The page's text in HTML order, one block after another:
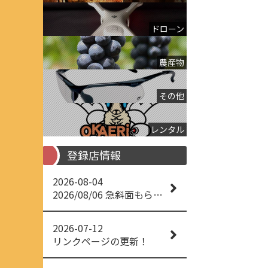
ドローン
農産物
その他
レンタル
登録店情報
2026-08-04
2026/08/06 急斜面もらくらく草刈り
2026-07-12
リンクページの更新！